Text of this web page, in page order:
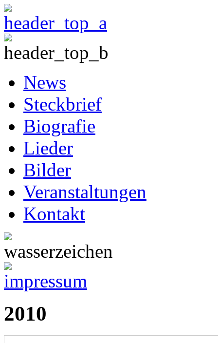
News
Steckbrief
Biografie
Lieder
Bilder
Veranstaltungen
Kontakt
2010